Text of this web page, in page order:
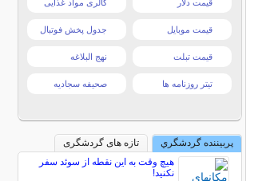
قیمت دلار کالری مواد غذایی
قیمت موبایل جدول پخش فوتبال
قیمت تبلت نهج البلاغه
تیتر روزنامه ها صحیفه سجادیه
پربیننده گردشگري
تازه های گردشگری
هیچ وقت به این نقطه از سوئد سفر
نکنید!